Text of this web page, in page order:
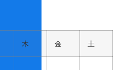
木 金 土